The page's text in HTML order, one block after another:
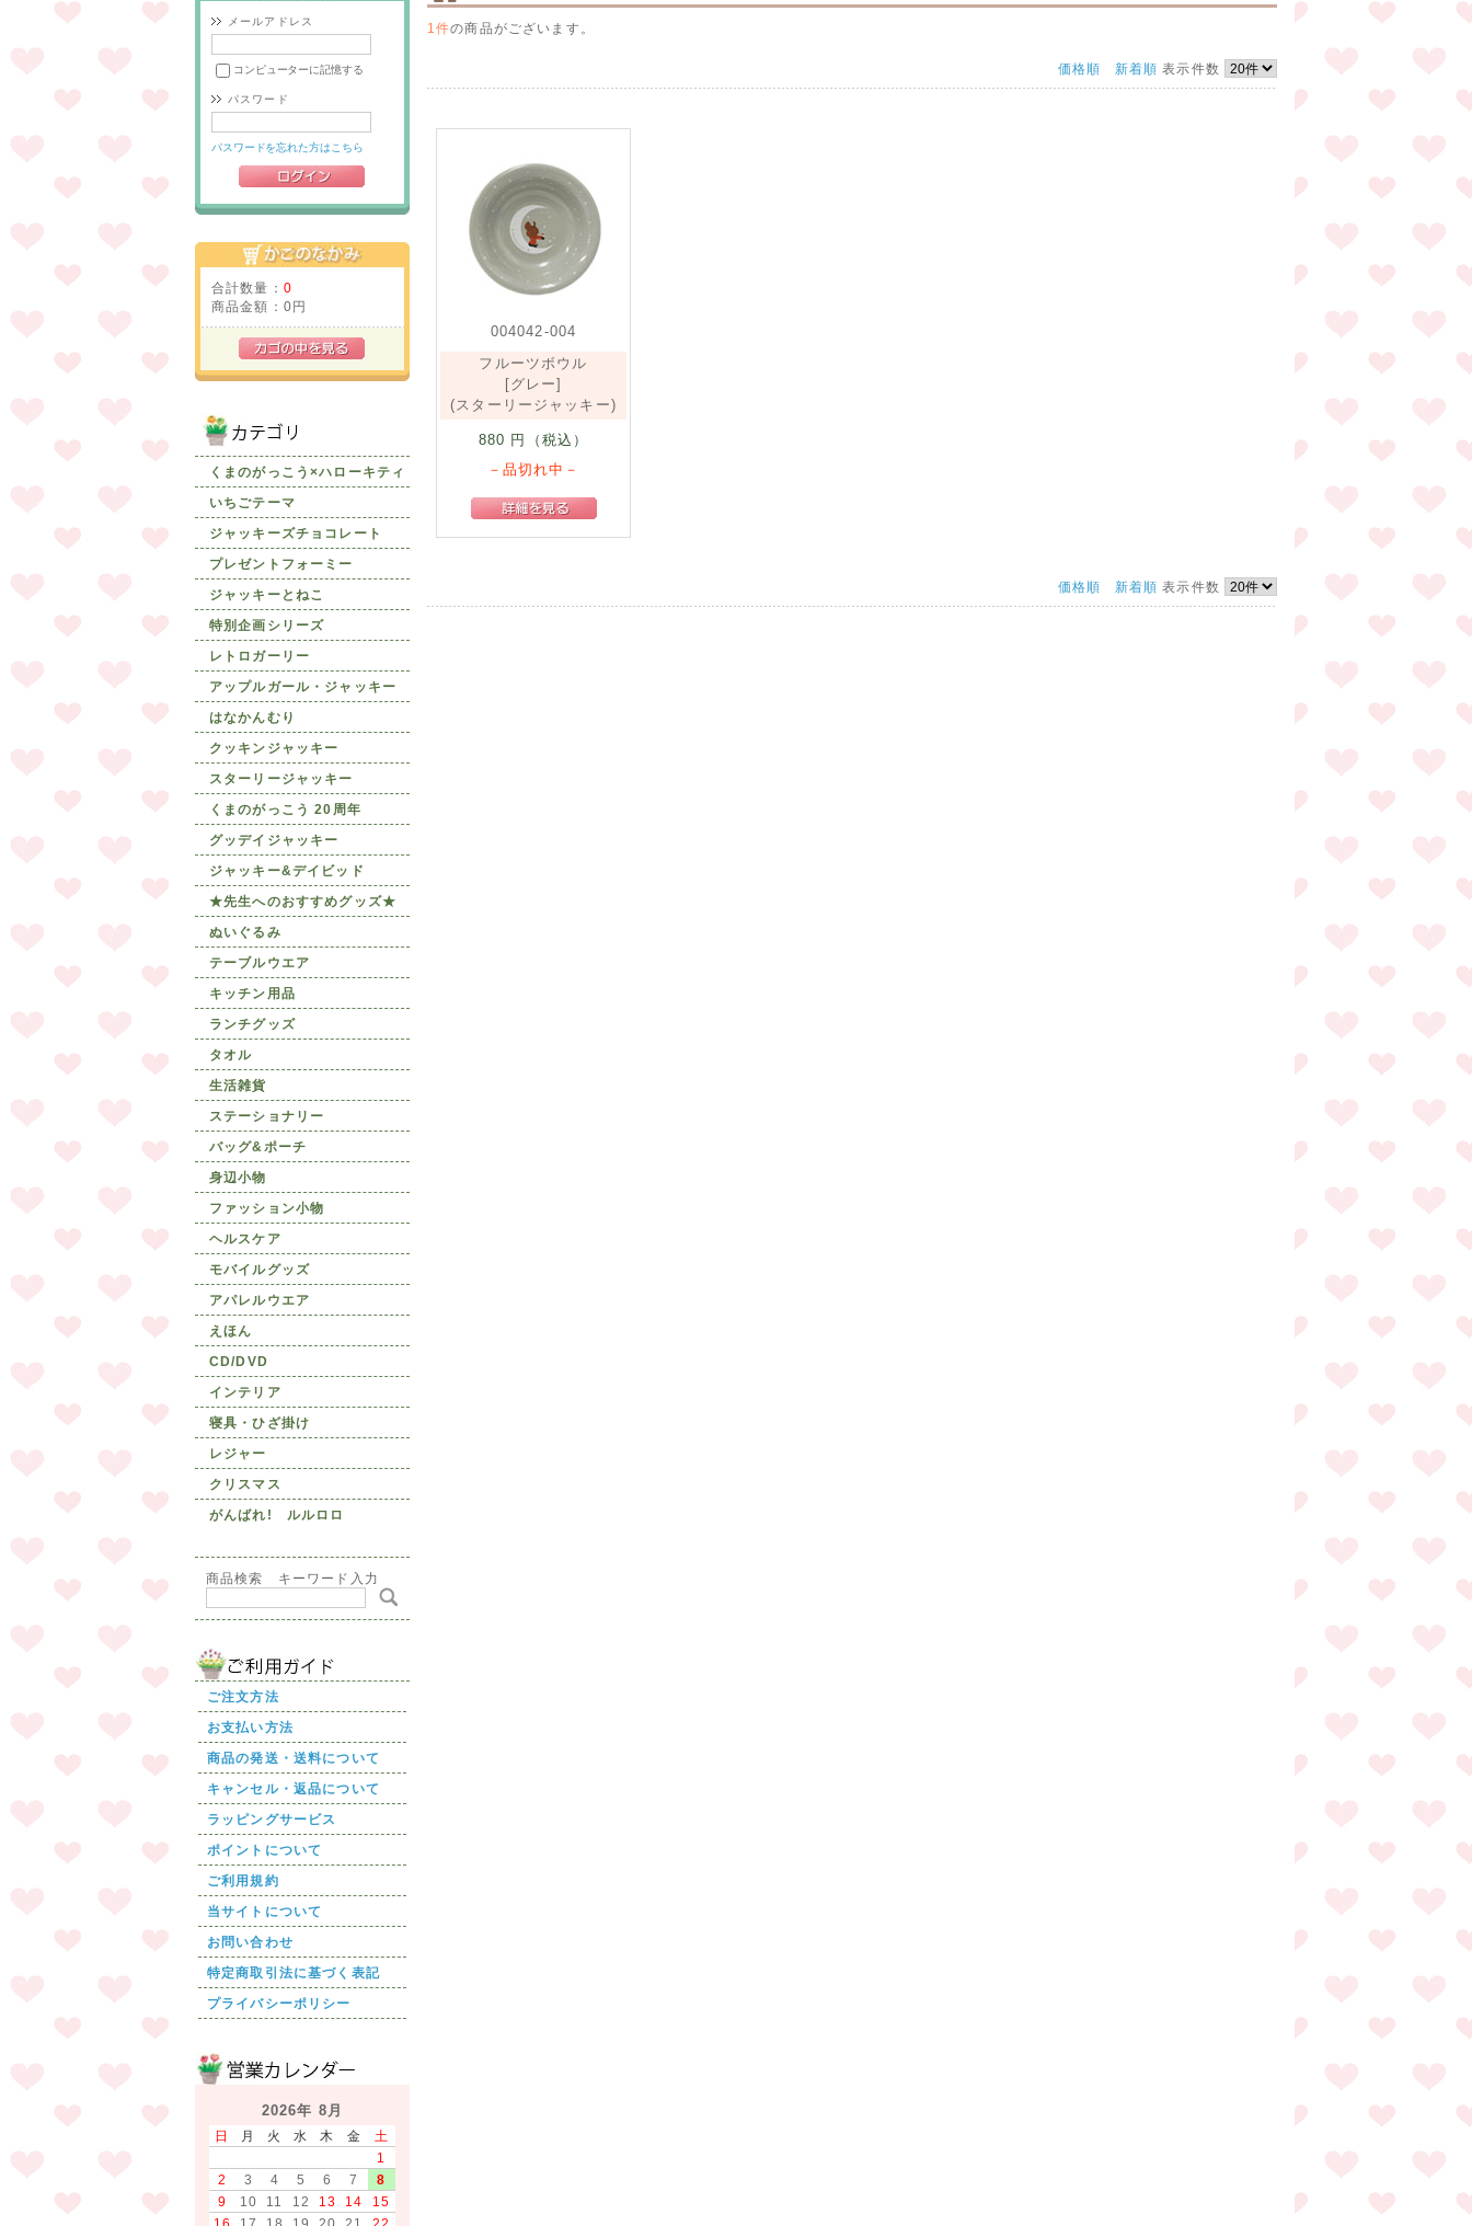
メールアドレス
コンピューターに記憶する
パスワード
パスワードを忘れた方はこちら
合計数量： 0
商品金額： 0円
くまのがっこう×ハローキティ
いちごテーマ
ジャッキーズチョコレート
プレゼントフォーミー
ジャッキーとねこ
特別企画シリーズ
レトロガーリー
アップルガール・ジャッキー
はなかんむり
クッキンジャッキー
スターリージャッキー
くまのがっこう 20周年
グッデイジャッキー
ジャッキー&デイビッド
★先生へのおすすめグッズ★
ぬいぐるみ
テーブルウエア
キッチン用品
ランチグッズ
タオル
生活雑貨
ステーショナリー
バッグ&ポーチ
身辺小物
ファッション小物
ヘルスケア
モバイルグッズ
アパレルウエア
えほん
CD/DVD
インテリア
寝具・ひざ掛け
レジャー
クリスマス
がんばれ! ルルロロ
商品検索 キーワード入力
ご注文方法
お支払い方法
商品の発送・送料について
キャンセル・返品について
ラッピングサービス
ポイントについて
ご利用規約
当サイトについて
お問い合わせ
特定商取引法に基づく表記
プライバシーポリシー
2026年 8月
日 月 火 水 木 金
土
1
2
3 4 5 6 7
8
9
10 11 12 13 14
15
1件の商品がございます。
価格順 新着順 表示件数
004042-004
フルーツボウル
[グレー]
(スターリージャッキー)
880 円（税込）
－品切れ中－
価格順 新着順 表示件数